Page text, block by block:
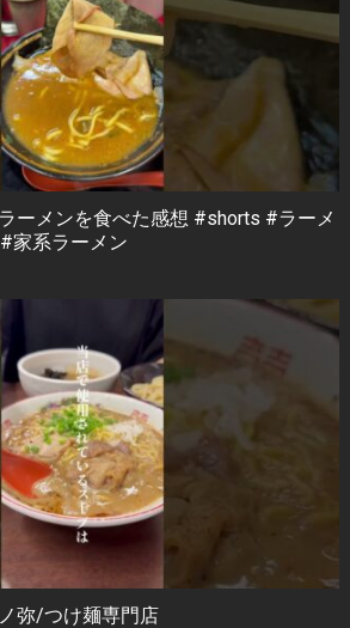
ーメンを食べた感想 #shorts #ラーメ
家系ラーメン
弥/つけ麺専門店